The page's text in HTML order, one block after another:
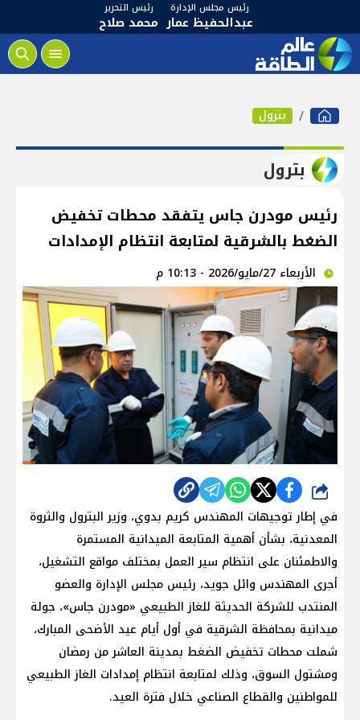
رئيس مجلس الإدارة
عبدالحفيظ عمار
رئيس التحرير
محمد صلاح
بترول
بترول
رئيس مودرن جاس يتفقد محطات تخفيض
الضغط بالشرقية لمتابعة انتظام الإمدادات
الأربعاء 27/مايو/2026 - 10:13 م
شارك
في إطار توجيهات المهندس كريم بدوي، وزير البترول والثروة
المعدنية، بشأن أهمية المتابعة الميدانية المستمرة
والاطمئنان على انتظام سير العمل بمختلف مواقع التشغيل،
أجرى المهندس وائل جويد، رئيس مجلس الإدارة والعضو
المنتدب للشركة الحديثة للغاز الطبيعي «مودرن جاس»، جولة
ميدانية بمحافظة الشرقية في أول أيام عيد الأضحى المبارك،
شملت محطات تخفيض الضغط بمدينة العاشر من رمضان
ومشتول السوق، وذلك لمتابعة انتظام إمدادات الغاز الطبيعي
للمواطنين والقطاع الصناعي خلال فترة العيد.